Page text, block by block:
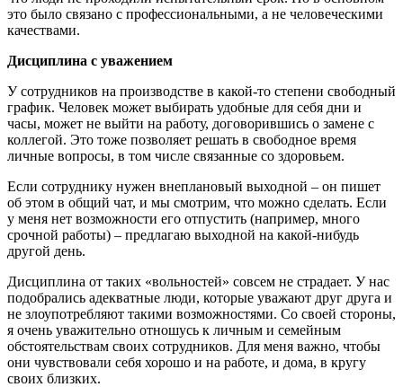
это было связано с профессиональными, а не человеческими
качествами.
Дисциплина с уважением
У сотрудников на производстве в какой-то степени свободный
график. Человек может выбирать удобные для себя дни и
часы, может не выйти на работу, договорившись о замене с
коллегой. Это тоже позволяет решать в свободное время
личные вопросы, в том числе связанные со здоровьем.
Если сотруднику нужен внеплановый выходной – он пишет
об этом в общий чат, и мы смотрим, что можно сделать. Если
у меня нет возможности его отпустить (например, много
срочной работы) – предлагаю выходной на какой-нибудь
другой день.
Дисциплина от таких «вольностей» совсем не страдает. У нас
подобрались адекватные люди, которые уважают друг друга и
не злоупотребляют такими возможностями. Со своей стороны,
я очень уважительно отношусь к личным и семейным
обстоятельствам своих сотрудников. Для меня важно, чтобы
они чувствовали себя хорошо и на работе, и дома, в кругу
своих близких.